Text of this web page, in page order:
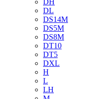
DH
DL
DS14M
DS5M
DS8M
DT10
DT5
DXL
H
L
LH